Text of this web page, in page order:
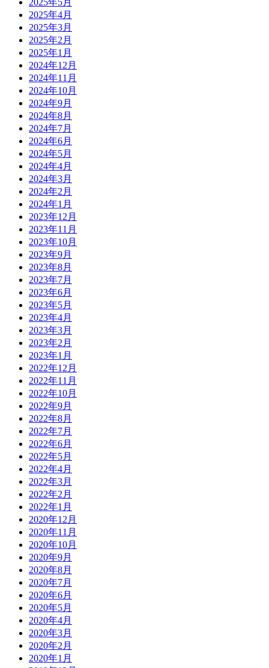
2025年5月
2025年4月
2025年3月
2025年2月
2025年1月
2024年12月
2024年11月
2024年10月
2024年9月
2024年8月
2024年7月
2024年6月
2024年5月
2024年4月
2024年3月
2024年2月
2024年1月
2023年12月
2023年11月
2023年10月
2023年9月
2023年8月
2023年7月
2023年6月
2023年5月
2023年4月
2023年3月
2023年2月
2023年1月
2022年12月
2022年11月
2022年10月
2022年9月
2022年8月
2022年7月
2022年6月
2022年5月
2022年4月
2022年3月
2022年2月
2022年1月
2020年12月
2020年11月
2020年10月
2020年9月
2020年8月
2020年7月
2020年6月
2020年5月
2020年4月
2020年3月
2020年2月
2020年1月